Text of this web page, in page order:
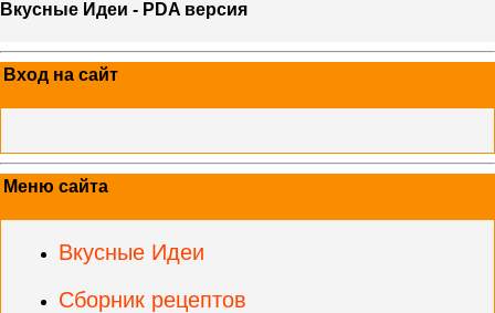
Вкусные Идеи - PDA версия
Вход на сайт
Меню сайта
Вкусные Идеи
Сборник рецептов